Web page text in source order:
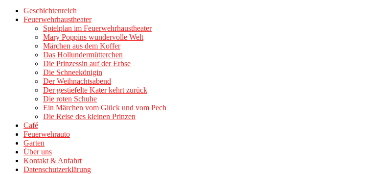
Geschichtenreich
Feuerwehrhaustheater
Spielplan im Feuerwehrhaustheater
Mary Poppins wundervolle Welt
Märchen aus dem Koffer
Das Hollundermütterchen
Die Prinzessin auf der Erbse
Die Schneekönigin
Der Weihnachtsabend
Der gestiefelte Kater kehrt zurück
Die roten Schuhe
Ein Märchen vom Glück und vom Pech
Die Reise des kleinen Prinzen
Café
Feuerwehrauto
Garten
Über uns
Kontakt & Anfahrt
Datenschutzerklärung